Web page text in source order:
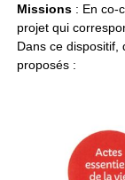
Missions : En co-
projet qui
Dans ce dispositif,
proposés :